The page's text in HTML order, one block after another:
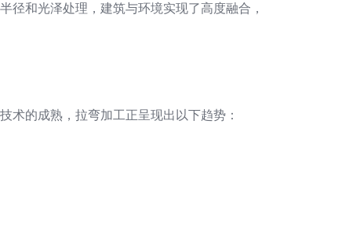
径和光泽处理，建筑与环境实现了高度融合，
术的成熟，拉弯加工正呈现出以下趋势：